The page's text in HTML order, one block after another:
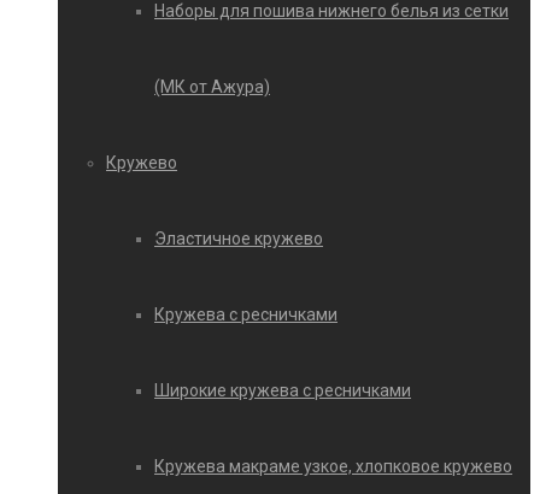
Наборы для пошива нижнего белья из сетки
(МК от Ажура)
Кружево
Эластичное кружево
Кружева с ресничками
Широкие кружева с ресничками
Кружева макраме узкое, хлопковое кружево